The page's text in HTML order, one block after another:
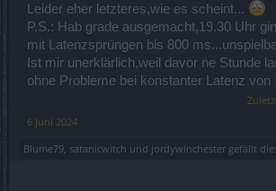
Leider eher letzteres,wie es scheint...
P.S.: Hab grade ausgemacht,19.30 Uhr
mit Latenzsprüngen bis 800
Ist mir unerklärlich,weil davor ne Stunde
ohne Probleme bei konstanter Latenz von
6 Juni 2024
Blume79 satanicwitch und jordywinchester gefällt